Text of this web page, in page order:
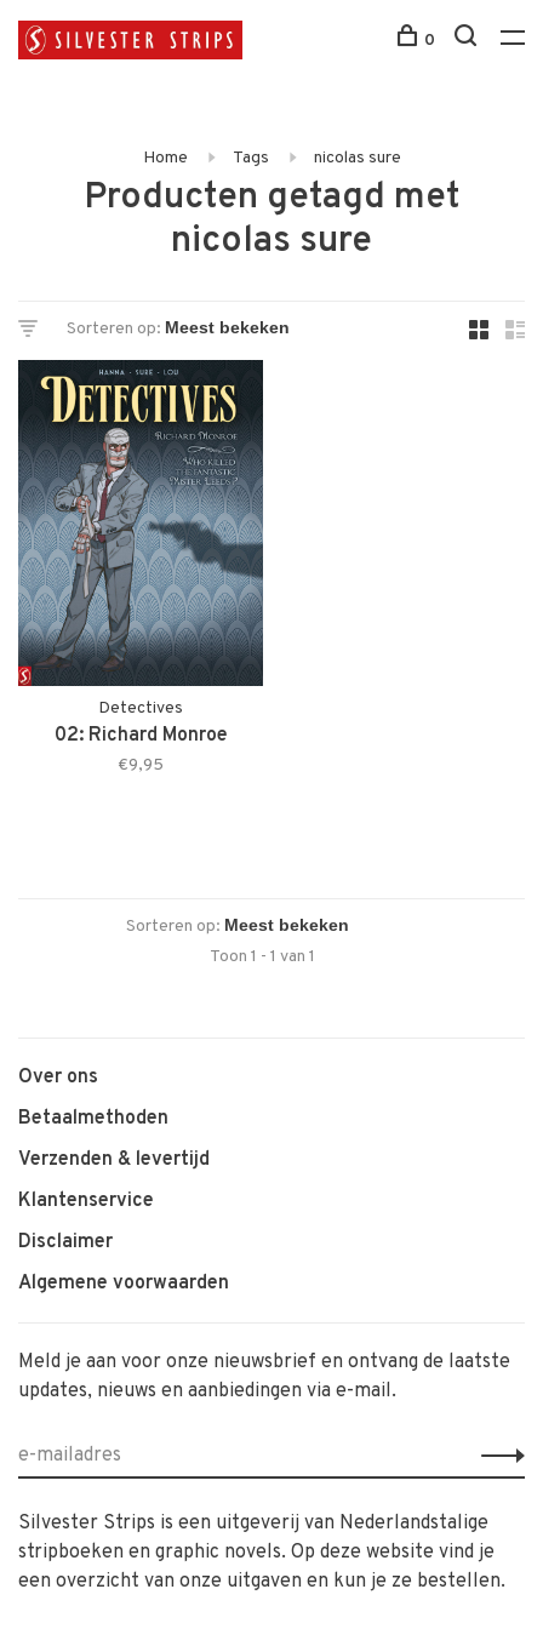
0
Home Tags nicolas sure
Producten getagd met
nicolas sure
Sorteren op:
Detectives
02: Richard Monroe
€9,95
Sorteren op:
Toon 1 - 1 van 1
Over ons
Betaalmethoden
Verzenden & levertijd
Klantenservice
Disclaimer
Algemene voorwaarden
Meld je aan voor onze nieuwsbrief en ontvang de laatste
updates, nieuws en aanbiedingen via e-mail.
Silvester Strips is een uitgeverij van Nederlandstalige
stripboeken en graphic novels. Op deze website vind je
een overzicht van onze uitgaven en kun je ze bestellen.